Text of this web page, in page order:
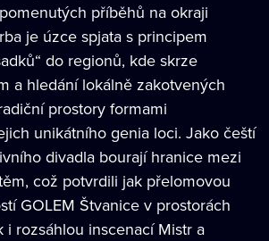
příběhů na okraji
je úzce spjata s principem
do regionů, kde skrze
a hledání lokálně zakotvených
prostory formami
unikátního genia loci. Jako čeští
divadla bourají hranice mezi
což potvrdili jak přelomovou
GOLEM Štvanice v prostorách
i rozsáhlou inscenací Mistr a